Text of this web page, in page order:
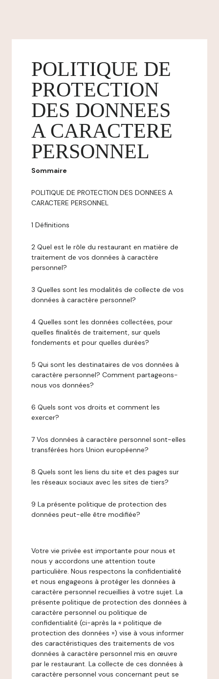
POLITIQUE DE
PROTECTION
DES DONNEES
A CARACTERE
PERSONNEL
Sommaire
POLITIQUE DE PROTECTION DES DONNEES A
CARACTERE PERSONNEL
1 Définitions
2 Quel est le rôle du restaurant en matière de
traitement de vos données à caractère
personnel?
3 Quelles sont les modalités de collecte de vos
données à caractère personnel?
4 Quelles sont les données collectées, pour
quelles finalités de traitement, sur quels
fondements et pour quelles durées?
5 Qui sont les destinataires de vos données à
caractère personnel? Comment partageons-
nous vos données?
6 Quels sont vos droits et comment les
exercer?
7 Vos données à caractère personnel sont-elles
transférées hors Union européenne?
8 Quels sont les liens du site et des pages sur
les réseaux sociaux avec les sites de tiers?
9 La présente politique de protection des
données peut-elle être modifiée?
Votre vie privée est importante pour nous et
nous y accordons une attention toute
particulière. Nous respectons la confidentialité
et nous engageons à protéger les données à
caractère personnel recueillies à votre sujet. La
présente politique de protection des données à
caractère personnel ou politique de
confidentialité (ci-après la « politique de
protection des données ») vise à vous informer
des caractéristiques des traitements de vos
données à caractère personnel mis en œuvre
par le restaurant. La collecte de ces données à
caractère personnel vous concernant peut se